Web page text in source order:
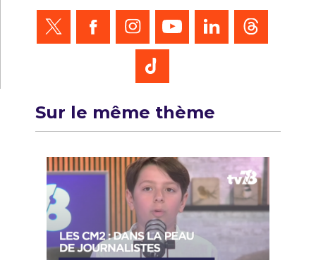
Sur le même thème